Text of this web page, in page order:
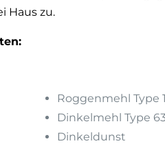
Haus zu.
Roggenmehl Type
Dinkelmehl Type
Dinkeldunst